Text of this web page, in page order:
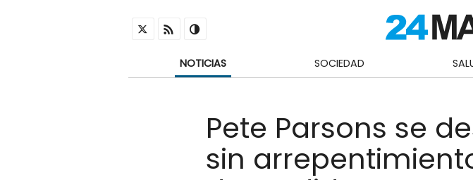
NOTICIAS SOCIEDAD
Pete Parsons se
sin